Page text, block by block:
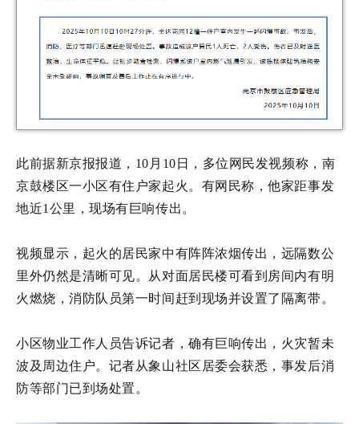
此前据新京报报道， 10月10日，多位网民发视频称， 南
京鼓楼区一小区有住户家起火。有网民称，他家距事发
地近1公里，现场有巨响传出。
视频显示，起火的居民家中有阵阵浓烟传出，远隔数公
里外仍然是清晰可见。从对面居民楼可看到房间内有明
火燃烧，消防队员第一时间赶到现场并设置了隔离带。
小区物业工作人员告诉记者，确有巨响传出，火灾暂未
波及周边住户。 记者从象山社区居委会获悉，事发后消
防等部门已到场处置。